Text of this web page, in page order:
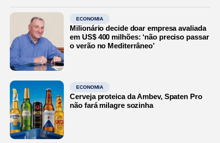
ECONOMIA
Milionário decide doar empresa avaliada
em US$ 400 milhões: ‘não preciso passar
o verão no Mediterrâneo’
ECONOMIA
Cerveja proteica da Ambev, Spaten Pro
não fará milagre sozinha